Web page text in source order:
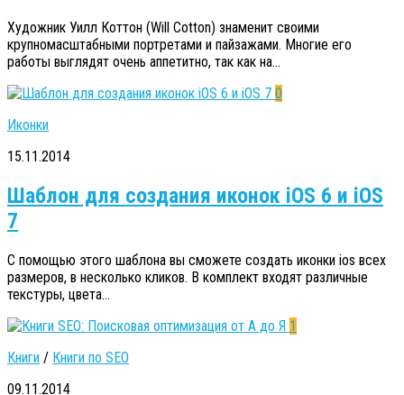
Художник Уилл Коттон (Will Cotton) знаменит своими
крупномасштабными портретами и пайзажами. Многие его
работы выглядят очень аппетитно, так как на...
0
Иконки
15.11.2014
Шаблон для создания иконок iOS 6 и iOS
7
С помощью этого шаблона вы сможете создать иконки ios всех
размеров, в несколько кликов. В комплект входят различные
текстуры, цвета...
1
Книги / Книги по SEO
09.11.2014